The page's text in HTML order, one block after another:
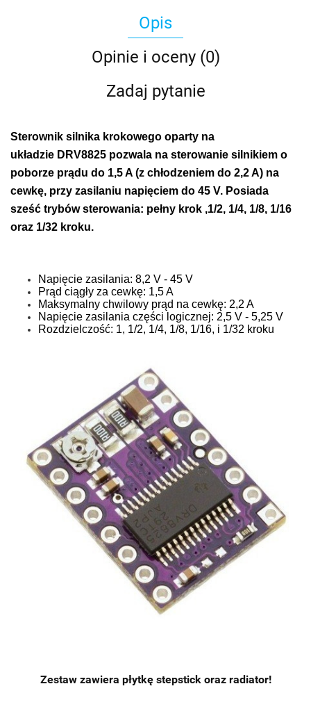
Opis
Opinie i oceny (0)
Zadaj pytanie
Sterownik silnika krokowego oparty na
układzie DRV8825 pozwala na sterowanie silnikiem o
poborze prądu do 1,5 A (z chłodzeniem do 2,2 A) na
cewkę, przy zasilaniu napięciem do 45 V. Posiada
sześć trybów sterowania: pełny krok ,1/2, 1/4, 1/8, 1/16
oraz 1/32 kroku.
Napięcie zasilania: 8,2 V - 45 V
Prąd ciągły za cewkę: 1,5 A
Maksymalny chwilowy prąd na cewkę: 2,2 A
Napięcie zasilania części logicznej: 2,5 V - 5,25 V
Rozdzielczość: 1, 1/2, 1/4, 1/8, 1/16, i 1/32 kroku
Zestaw zawiera płytkę stepstick oraz radiator!